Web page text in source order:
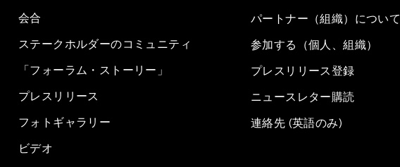
会合
ステークホルダーのコミュニティ
「フォーラム・ストーリー」
プレスリリース
フォトギャラリー
ビデオ
パートナー（組織）について
参加する（個人、組織）
プレスリリース登録
ニュースレター購読
連絡先 (英語のみ)